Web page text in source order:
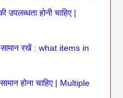
उपलब्धता होनी चाहिए |
सामान रखें : what items in
होना चाहिए | Multiple